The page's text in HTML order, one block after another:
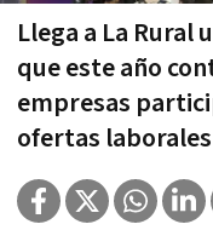
Llega a La Rural
que este año
empresas
ofertas laborales